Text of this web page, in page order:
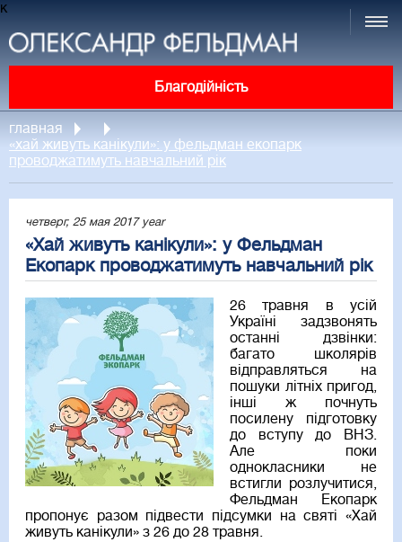
к
Благодійність
главная
«хай живуть канікули»: у фельдман екопарк
проводжатимуть навчальний рік
четверг, 25 мая 2017 year
«Хай живуть канікули»: у Фельдман
Екопарк проводжатимуть навчальний рік
26 травня в усій
Україні задзвонять
останні дзвінки:
багато школярів
відправляться на
пошуки літніх пригод,
інші ж почнуть
посилену підготовку
до вступу до ВНЗ.
Але поки
однокласники не
встигли розлучитися,
Фельдман Екопарк
пропонує разом підвести підсумки на святі «Хай
живуть канікули» з 26 до 28 травня.